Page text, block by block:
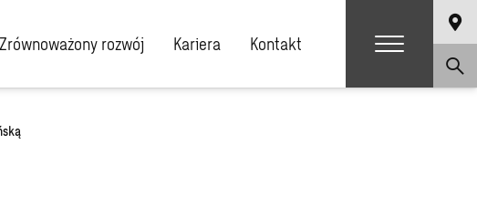
Zrównoważony rozwój Kariera Kontakt